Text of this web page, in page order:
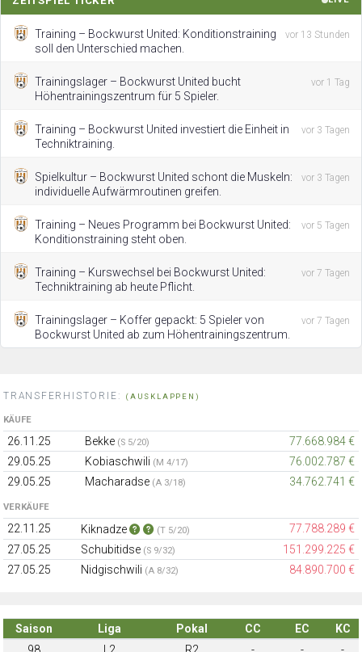
Training – Bockwurst United: Konditionstraining
soll den Unterschied machen.
vor 13 Stunden
Trainingslager – Bockwurst United bucht
Höhentrainingszentrum für 5 Spieler.
vor 1 Tag
Training – Bockwurst United investiert die Einheit in
Techniktraining.
vor 3 Tagen
Spielkultur – Bockwurst United schont die Muskeln:
individuelle Aufwärmroutinen greifen.
vor 3 Tagen
Training – Neues Programm bei Bockwurst United:
Konditionstraining steht oben.
vor 5 Tagen
Training – Kurswechsel bei Bockwurst United:
Techniktraining ab heute Pflicht.
vor 7 Tagen
Trainingslager – Koffer gepackt: 5 Spieler von
Bockwurst United ab zum Höhentrainingszentrum.
vor 7 Tagen
TRANSFERHISTORIE: (AUSKLAPPEN)
KÄUFE
26.11.25 Bekke (S 5/20)
77.668.984 €
29.05.25
Kobiaschwili (M 4/17)
76.002.787 €
29.05.25
Macharadse (A 3/18) 34.762.741 €
VERKÄUFE
22.11.25 Kiknadze (T 5/20)
77.788.289 €
27.05.25
Schubitidse (S 9/32)
151.299.225 €
27.05.25
Nidgischwili (A 8/32) 84.890.700 €
Saison Liga Pokal CC EC
KC